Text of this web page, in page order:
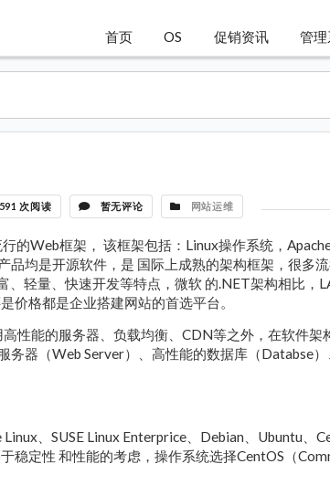
首页 OS 促销资讯 管
591 次阅读 暂无评论 网站运维
的Web框架， 该框架包括：Linux操作系统，
均是开源软件，是 国际上成熟的架构框架，很多
轻量、快速开发等特点，微软 的.NET架构相比，
价格都是企业搭建网站的首选平台。
性能的服务器、负载均衡、CDN等之外，在软件架
务器（Web Server）、高性能的数据库（Databse
、SUSE Linux Enterprice、Debian、Ubuntu、
稳定性 和性能的考虑，操作系统选择CentOS（